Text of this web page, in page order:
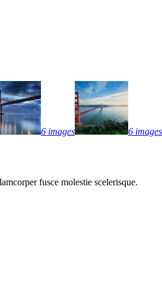
6 images 6 images
fusce molestie scelerisque.